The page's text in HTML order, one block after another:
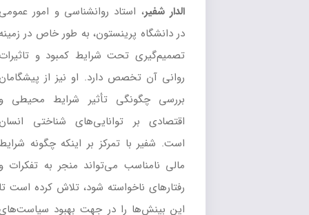
الدار شفیر، استاد روانشناسی و امور عمومی
در دانشگاه پرینستون، به طور خاص در زمینه
تصمیم‌گیری تحت شرایط کمبود و تاثیرات
روانی آن تخصص دارد. او نیز از پیشگامان
بررسی چگونگی تأثیر شرایط محیطی و
اقتصادی بر توانایی‌های شناختی انسان
است. شفیر با تمرکز بر اینکه چگونه شرایط
مالی نامناسب می‌تواند منجر به تفکرات و
رفتارهای ناخواسته شود، تلاش کرده است تا
این بینش‌ها را در جهت بهبود سیاست‌های